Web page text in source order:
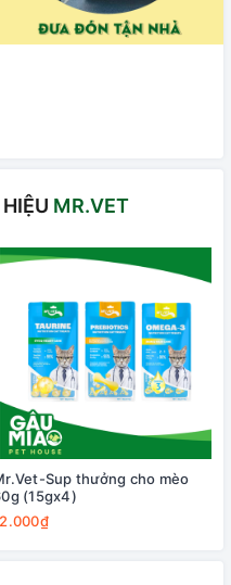
MR.VET
Sup thưởng cho mèo
(15gx4)